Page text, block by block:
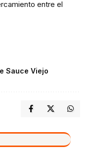
entre el
Sauce Viejo